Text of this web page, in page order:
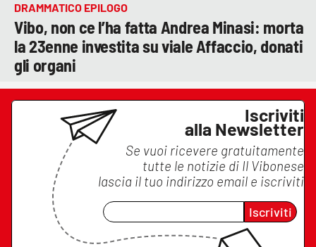
DRAMMATICO EPILOGO
Vibo, non ce l’ha fatta Andrea Minasi: morta
la 23enne investita su viale Affaccio, donati
gli organi
Iscriviti
alla Newsletter
Se vuoi ricevere gratuitamente
tutte le notizie di Il Vibonese
lascia il tuo indirizzo email e iscriviti
Iscriviti